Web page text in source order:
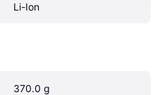
Li-Ion
370.0 g